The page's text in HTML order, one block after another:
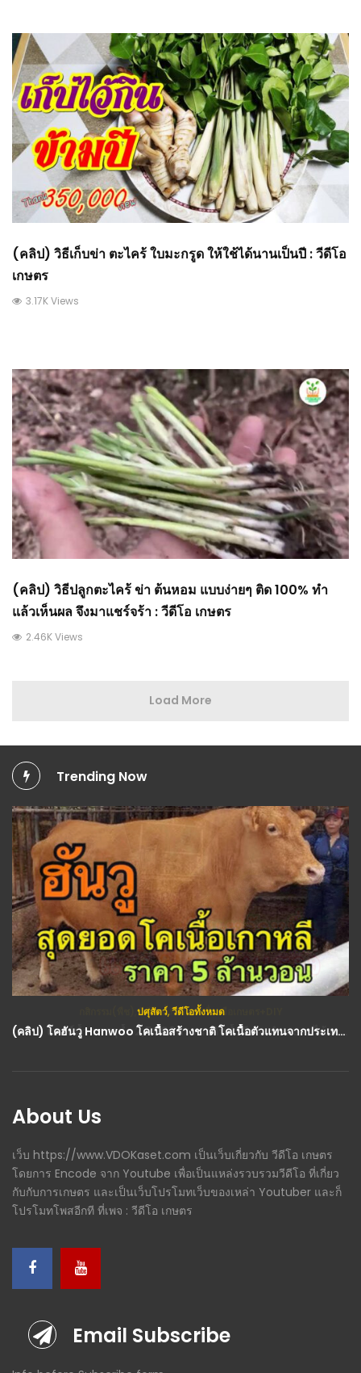
(คลิป) วิธีเก็บข่า ตะไคร้ ใบมะกรูด ให้ใช้ได้นานเป็นปี : วีดีโอ
เกษตร
3.17K Views
(คลิป) วิธีปลูกตะไคร้ ข่า ต้นหอม แบบง่ายๆ ติด 100% ทำ
แล้วเห็นผล จึงมาแชร์จร้า : วีดีโอ เกษตร
2.46K Views
Load More
Trending Now
ปศุสัตว์,วีดีโอทั้งหมด
(คลิป) โคฮันวู Hanwoo โคเนื้อสร้างชาติ โคเนื้อตัวแทนจากประเทศเกาหลี : วีดีโอ เกษตร
About Us
เว็บ https://www.VDOKaset.com เป็นเว็บเกี่ยวกับ วีดีโอ เกษตร
โดยการ Encode จาก Youtube เพื่อเป็นแหล่งรวบรวมวีดีโอ ที่เกี่ยว
กับกับการเกษตร และเป็นเว็บโปรโมทเว็บของเหล่า Youtuber และก็
โปรโมทโพสอีกที ที่เพจ : วีดีโอ เกษตร
Email Subscribe